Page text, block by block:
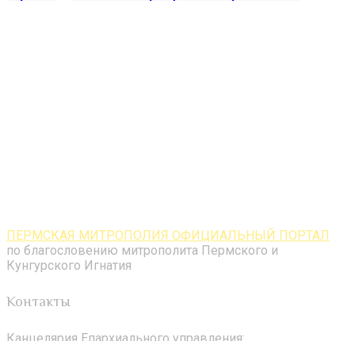
ПЕРМСКАЯ МИТРОПОЛИЯ ОФИЦИАЛЬНЫЙ ПОРТАЛ
по благословению митрополита Пермского и
Кунгурского Игнатия
Контакты